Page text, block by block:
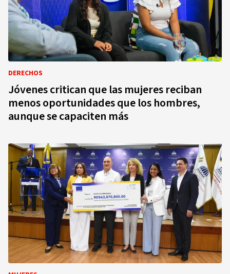
DERECHOS
Jóvenes critican que las mujeres reciban
menos oportunidades que los hombres,
aunque se capaciten más